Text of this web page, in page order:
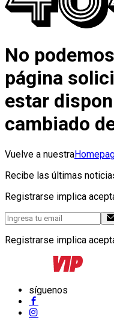
No
página
estar
cambiado
Vuelve a nuestra
Recibe las últimas
Registrarse implica
Registrarse implica
síguenos